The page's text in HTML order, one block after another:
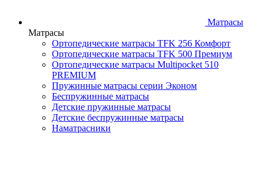
Матрасы
Матрасы
Ортопедические матрасы TFK 256 Комфорт
Ортопедические матрасы TFK 500 Премиум
Ортопедические матрасы Multipocket 510
PREMIUM
Пружинные матрасы серии Эконом
Беспружинные матрасы
Детские пружинные матрасы
Детские беспружинные матрасы
Наматрасники